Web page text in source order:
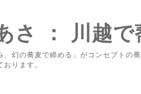
さ ： 川越で
、幻の蕎麦で締める」がコンセプト
ります。